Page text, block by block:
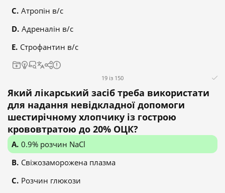
Атропін в/с
Адреналін в/с
Строфантин в/с
19 із 150
Який лікарський засіб треба використати
для надання невідкладної допомоги
шестирічному хлопчику із гострою
крововтратою до 20% ОЦК?
0.9% розчин NaCl
Свіжозаморожена плазма
Розчин глюкози